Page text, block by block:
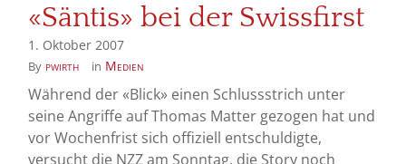
«Säntis» bei der Swissfirst
1. Oktober 2007
By pwirth in Medien
Während der «Blick» einen Schlussstrich unter
seine Angriffe auf Thomas Matter gezogen hat und
vor Wochenfrist sich offiziell entschuldigte,
versucht die NZZ am Sonntag, die Story noch